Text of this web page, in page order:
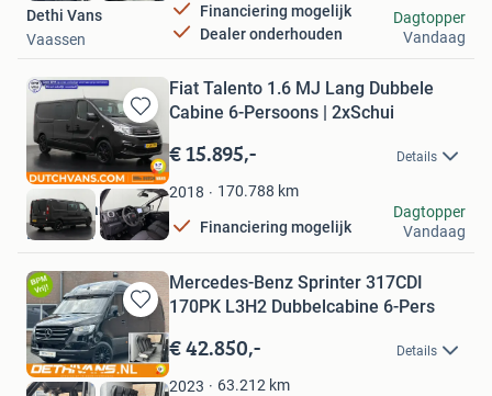
Financiering mogelijk
Dealer onderhouden
Dethi Vans
Vaassen
Dagtopper
Vandaag
Bewaren
in
Mijn
Favorieten
Fiat Talento 1.6 MJ Lang Dubbele
Cabine 6-Persoons | 2xSchui
€ 15.895,- Details
2018 170.788 km
Financiering mogelijk
DUTCH Vans
Barneveld
Dagtopper
Vandaag
Bewaren
in
Mijn
Favorieten
Mercedes-Benz Sprinter 317CDI
170PK L3H2 Dubbelcabine 6-Pers
€ 42.850,- Details
2023 63.212 km